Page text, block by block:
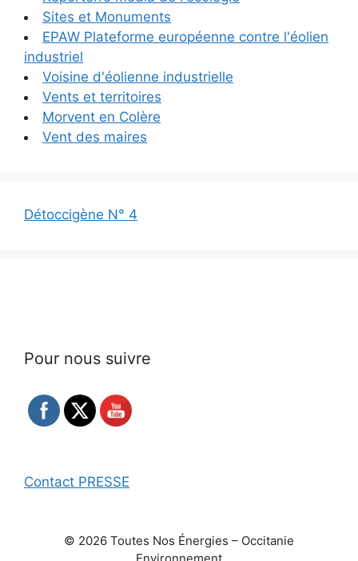
Sites et Monuments
EPAW Plateforme européenne contre l'éolien
industriel
Voisine d'éolienne industrielle
Vents et territoires
Morvent en Colère
Vent des maires
Détoccigène N° 4
Pour nous suivre
Contact PRESSE
© 2026 Toutes Nos Énergies – Occitanie